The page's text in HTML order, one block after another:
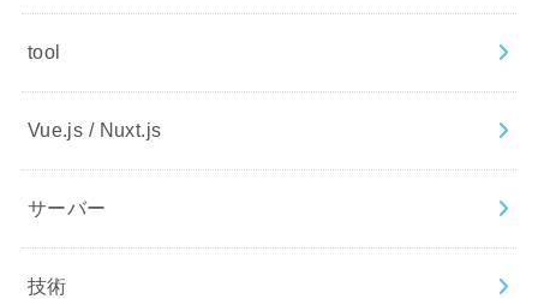
tool
Vue.js / Nuxt.js
サーバー
技術